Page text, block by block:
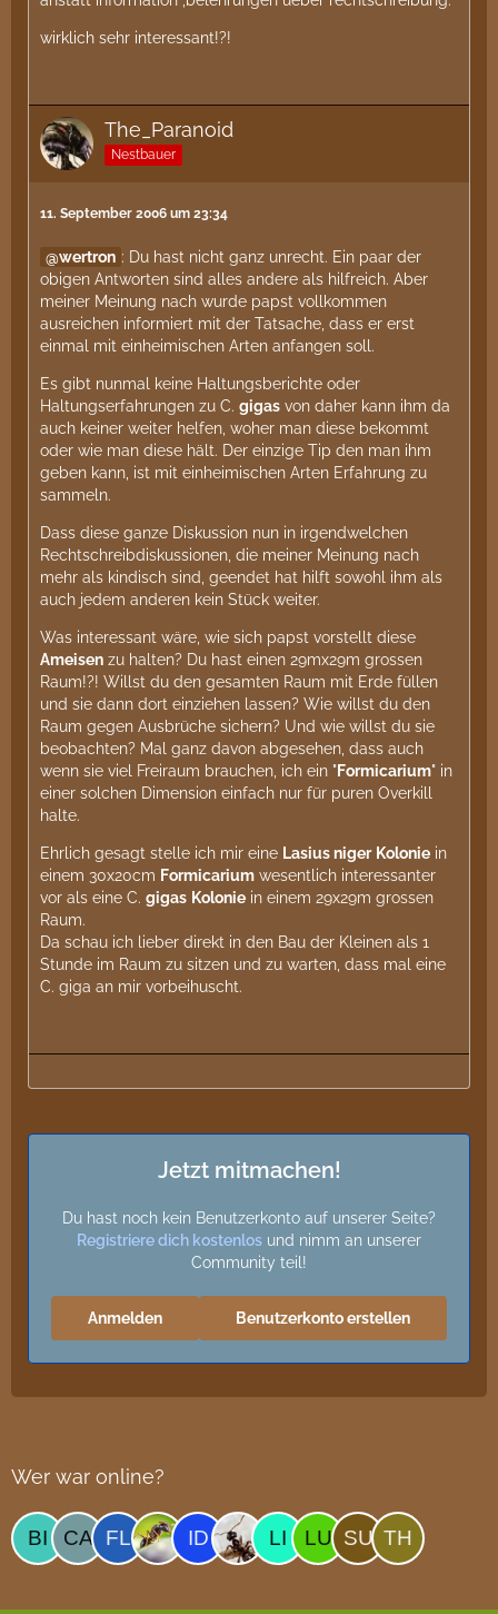
wirklich sehr interessant!?!
The_Paranoid
Nestbauer
11. September 2006 um 23:34
wertron : Du hast nicht ganz unrecht. Ein paar der
obigen Antworten sind alles andere als hilfreich. Aber
meiner Meinung nach wurde papst vollkommen
ausreichen informiert mit der Tatsache, dass er erst
einmal mit einheimischen Arten anfangen soll.
Es gibt nunmal keine Haltungsberichte oder
Haltungserfahrungen zu C. gigas von daher kann ihm da
auch keiner weiter helfen, woher man diese bekommt
oder wie man diese hält. Der einzige Tip den man ihm
geben kann, ist mit einheimischen Arten Erfahrung zu
sammeln.
Dass diese ganze Diskussion nun in irgendwelchen
Rechtschreibdiskussionen, die meiner Meinung nach
mehr als kindisch sind, geendet hat hilft sowohl ihm als
auch jedem anderen kein Stück weiter.
Was interessant wäre, wie sich papst vorstellt diese
Ameisen zu halten? Du hast einen 29mx29m grossen
Raum!?! Willst du den gesamten Raum mit Erde füllen
und sie dann dort einziehen lassen? Wie willst du den
Raum gegen Ausbrüche sichern? Und wie willst du sie
beobachten? Mal ganz davon abgesehen, dass auch
wenn sie viel Freiraum brauchen, ich ein "Formicarium" in
einer solchen Dimension einfach nur für puren Overkill
halte.
Ehrlich gesagt stelle ich mir eine Lasius niger Kolonie in
einem 30x20cm Formicarium wesentlich interessanter
vor als eine C. gigas Kolonie in einem 29x29m grossen
Raum.
Da schau ich lieber direkt in den Bau der Kleinen als 1
Stunde im Raum zu sitzen und zu warten, dass mal eine
C. giga an mir vorbeihuscht.
Jetzt mitmachen!
Du hast noch kein Benutzerkonto auf unserer Seite?
Registriere dich kostenlos und nimm an unserer
Community teil!
Benutzerkonto erstellen
Anmelden
Wer war online?